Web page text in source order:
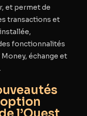
et permet de
transactions et
fonctionnalités
échange et